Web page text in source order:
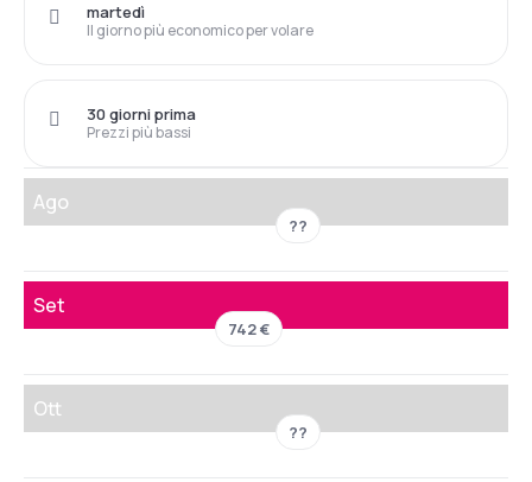
Il giorno più economico per volare
martedì
Prezzi più bassi
30 giorni prima
Ago
??
Set
742 €
Ott
??